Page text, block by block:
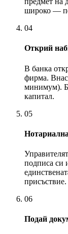
широко —
04
Открий
В банка
фирма.
минимум).
капитал.
05
подписа си
присъствие.
06
Подай